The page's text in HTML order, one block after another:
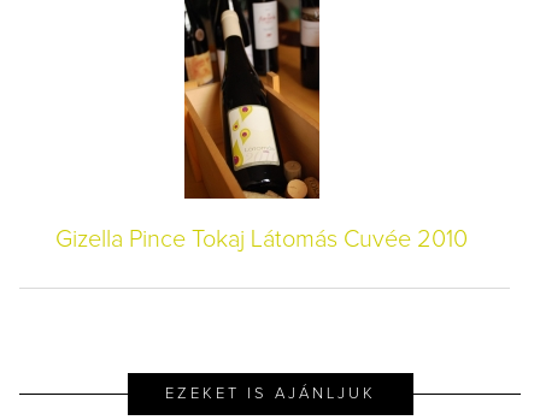
Gizella Pince Tokaj Látomás Cuvée 2010
EZEKET IS AJÁNLJUK